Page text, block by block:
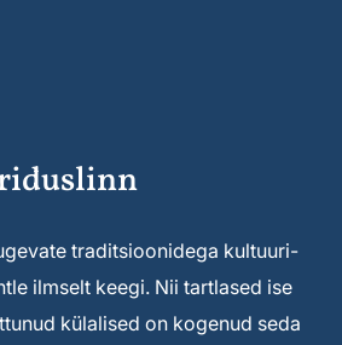
traditsioonidega kultuuri-
ilmselt keegi. Nii tartlased ise
külalised on kogenud seda